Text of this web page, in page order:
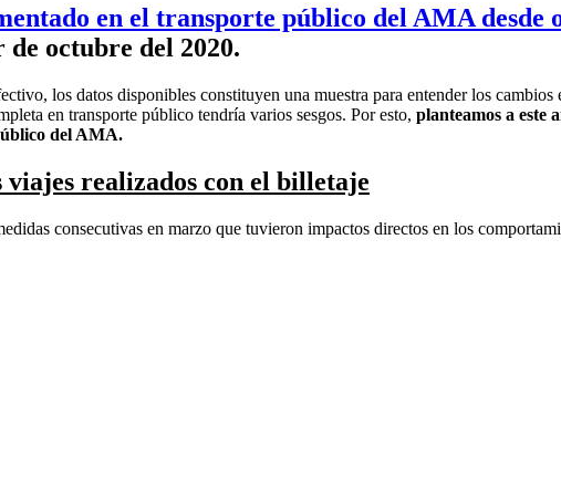
en el transporte público del AMA desde
octubre del 2020.
los datos disponibles constituyen una muestra para entender los
en transporte público tendría varios sesgos. Por esto, planteamos a este
del AMA.
realizados con el billetaje
consecutivas en marzo que tuvieron impactos directos en los